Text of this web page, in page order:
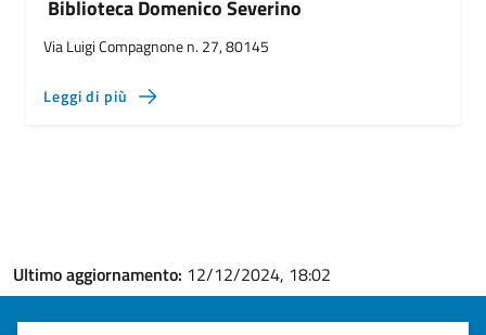
Biblioteca Domenico Severino
Via Luigi Compagnone n. 27, 80145
Leggi di più
Ultimo aggiornamento: 12/12/2024, 18:02